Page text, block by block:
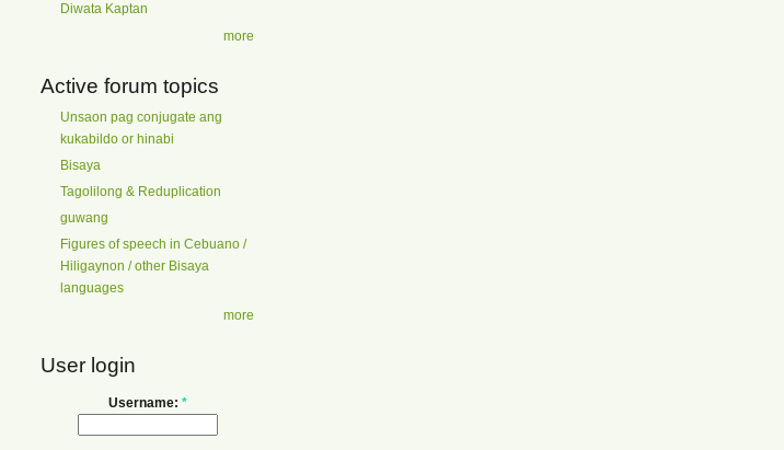
Diwata Kaptan
more
Active forum topics
Unsaon pag conjugate ang
kukabildo or hinabi
Bisaya
Tagolilong & Reduplication
guwang
Figures of speech in Cebuano /
Hiligaynon / other Bisaya
languages
more
User login
Username: *